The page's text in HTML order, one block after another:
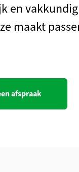
en
maakt
afspraak